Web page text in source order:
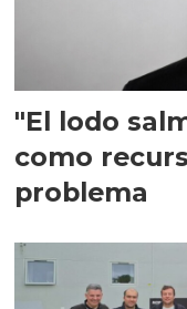
"El lodo
como
problema